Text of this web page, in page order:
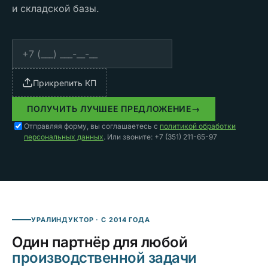
и складской базы.
Прикрепить КП
ПОЛУЧИТЬ ЛУЧШЕЕ ПРЕДЛОЖЕНИЕ→
Отправляя форму, вы соглашаетесь с политикой обработки
персональных данных. Или звоните: +7 (351) 211-65-97
УРАЛИНДУКТОР · С 2014 ГОДА
Один партнёр для любой
производственной задачи